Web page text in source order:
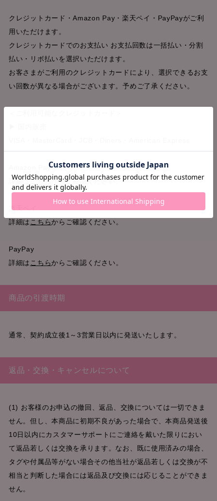
クレジットカード・Amazon Pay・楽天ペイ・PayPayがご利
用いただけます。
クレジットカードでのお支払い お支払回数は一括払い・分割
払い・リボ払いを選択いただけます。
お客さまがご利用のクレジットカードにより、選択できるお支
い回数が異なる場合がございます。予めご了承ください。
Amazon Pay
詳細はこちらからご確認ください。
楽天ペイ
詳細は こちらからご確認ください。
PayPay
詳細は こちらからご確認ください。
商品の引渡時期
通常、契約成立後1～3営業日以内に発送いたします。
返品・交換・キャンセルについて
(1) お客様のお申込の撤回、返品、交換については一切できま
せん。但し、本商品に初期不良があった場合で、本商品発送後
10日以内にカスタマーサポートにご連絡を戴いた限りにおい
て返品若しくは交換を承ります。なお、既に使用済みの場合、
タグや付属品等がない場合その他当社が返品若しくは交換が不
相当と判断した場合には返品及び交換には応じることができま
せん。